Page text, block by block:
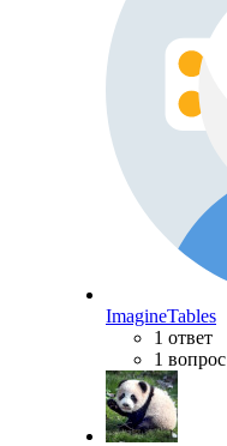
ImagineTables
1 ответ
1 вопрос